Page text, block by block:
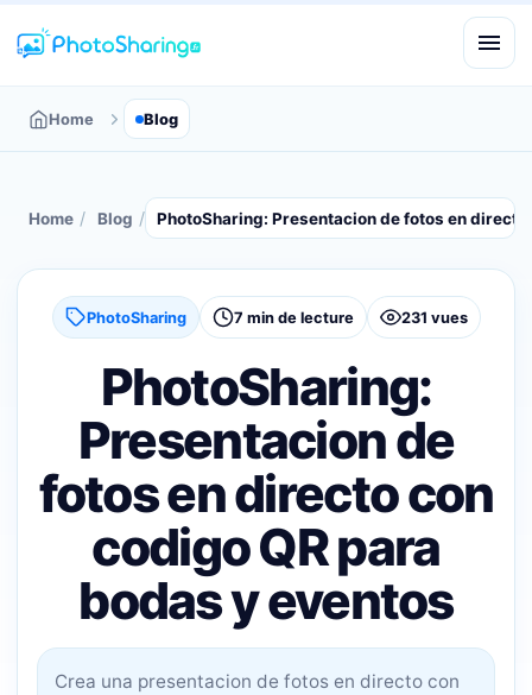
Home Blog
Home / Blog / PhotoSharing: Presentacion de fotos en
PhotoSharing 7 min de lecture 231 vues
PhotoSharing:
Presentacion de
fotos en directo con
codigo QR para
bodas y eventos
Crea una presentacion de fotos en directo con